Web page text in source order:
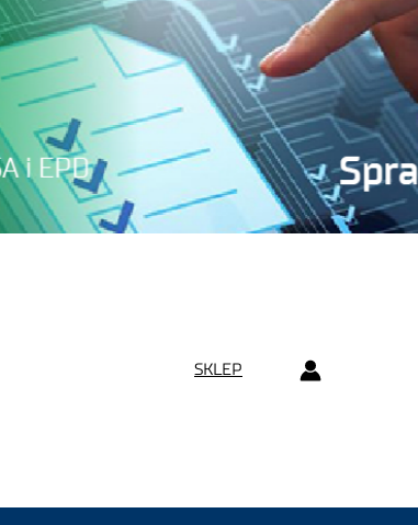
SKLEP